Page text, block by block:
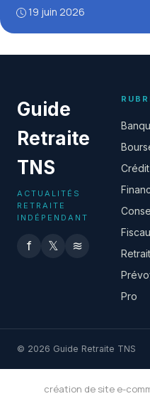
19 juin 2026
Guide
Retraite
TNS
ACTUALITÉS
RETRAITE
INDÉPENDANT
f 𝕏 ≋
Pro
© 2026 Guide Retraite TNS
création de site e-